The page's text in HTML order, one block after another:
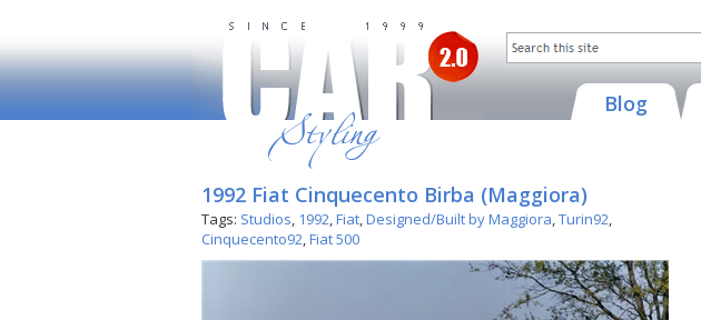
Blog
1992 Fiat Cinquecento Birba (Maggiora)
Tags: Studios, 1992,Fiat,Designed/Built by Maggiora,Turin92,
Cinquecento92,Fiat 500